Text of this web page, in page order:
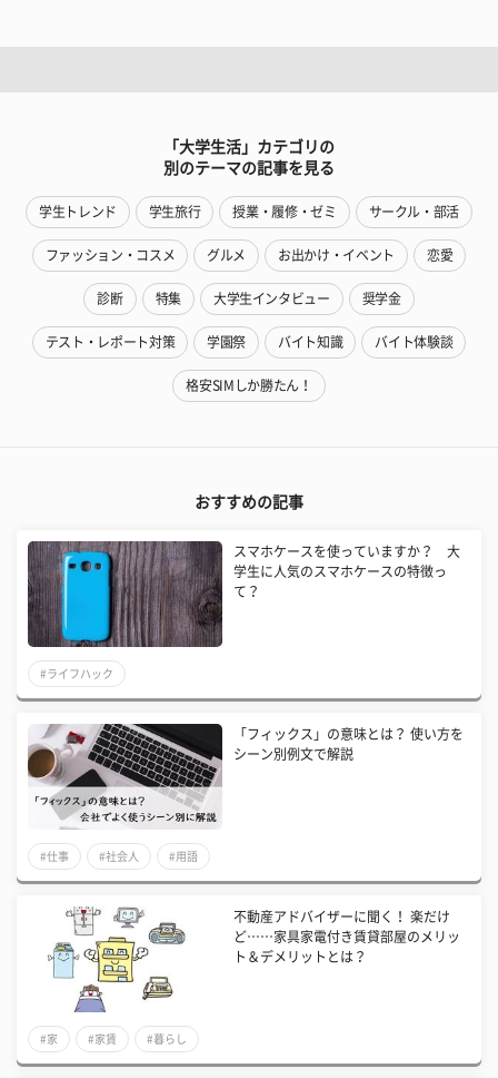
「大学生活」カテゴリの
別のテーマの記事を見る
学生トレンド 学生旅行 授業・履修・ゼミ サークル・部活
ファッション・コスメ グルメ お出かけ・イベント 恋愛
診断 特集 大学生インタビュー 奨学金
テスト・レポート対策 学園祭 バイト知識 バイト体験談
格安SIMしか勝たん！
おすすめの記事
スマホケースを使っていますか？ 大
学生に人気のスマホケースの特徴っ
て？
#ライフハック
「フィックス」の意味とは？ 使い方を
シーン別例文で解説
#仕事 #社会人 #用語
不動産アドバイザーに聞く！ 楽だけ
ど……家具家電付き賃貸部屋のメリッ
ト＆デメリットとは？
#家 #家賃 #暮らし